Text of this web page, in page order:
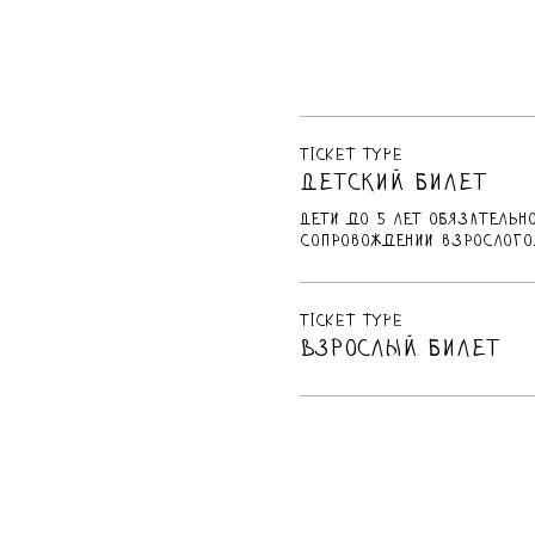
Ticket type
Детский билет
Дети до 5 лет
сопровождении взрослого.
Ticket type
Взрослый билет